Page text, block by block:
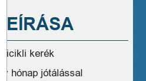
bicikli kerék
hónap jótálással